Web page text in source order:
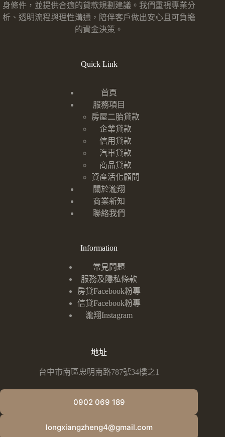
身條件，並提供合適的貸款規劃建議。我們重視專業分
析、透明流程與理性溝通，陪伴客戶做出安心且可負擔
的資金決策。
Quick Link
首頁
服務項目
房屋二胎貸款
企業貸款
信用貸款
汽車貸款
商品貸款
資產活化顧問
關於瀧翔
商業新知
聯絡我們
Information
常見問題
服務及隱私條款
房貸Facebook粉專
信貸Facebook粉專
瀧翔Instagram
地址
台中市南區忠明南路787號34樓之1
0902 069 189
longxiangzheng4@gmail.com